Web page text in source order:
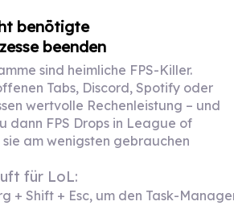
benötigte
beenden
sind heimliche FPS-Killer.
Tabs, Discord, Spotify oder
wertvolle Rechenleistung – und
dann FPS Drops in League of
am wenigsten gebrauchen
für LoL:
+ Shift + Esc, um den Task-